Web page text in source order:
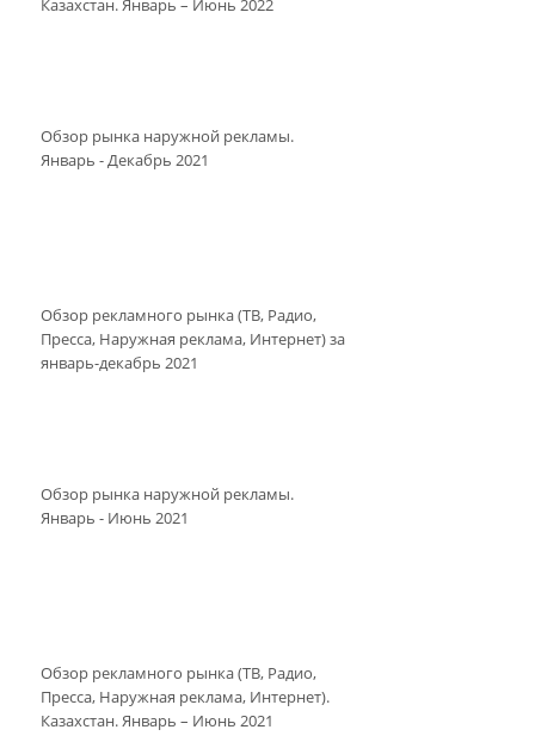
Казахстан. Январь – Июнь 2022
Обзор рынка наружной рекламы.
Январь - Декабрь 2021
Обзор рекламного рынка (ТВ, Радио,
Пресса, Наружная реклама, Интернет) за
январь-декабрь 2021
Обзор рынка наружной рекламы.
Январь - Июнь 2021
Обзор рекламного рынка (ТВ, Радио,
Пресса, Наружная реклама, Интернет).
Казахстан. Январь – Июнь 2021